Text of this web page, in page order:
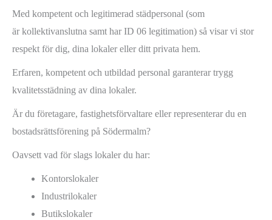
Med kompetent och legitimerad städpersonal (som
är kollektivanslutna samt har ID 06 legitimation) så visar vi stor
respekt för dig, dina lokaler eller ditt privata hem.
Erfaren, kompetent och utbildad personal garanterar trygg
kvalitetsstädning av dina lokaler.
Är du företagare, fastighetsförvaltare eller representerar du en
bostadsrättsförening på Södermalm?
Oavsett vad för slags lokaler du har:
Kontorslokaler
Industrilokaler
Butikslokaler